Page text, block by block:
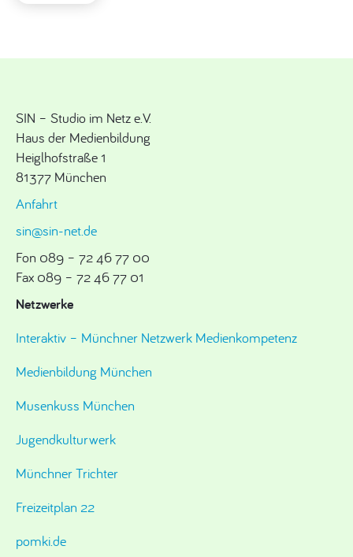
SIN – Studio im Netz e.V.
Haus der Medienbildung
Heiglhofstraße 1
81377 München
Anfahrt
sin@sin-net.de
Fon 089 – 72 46 77 00
Fax 089 – 72 46 77 01
Netzwerke
Interaktiv – Münchner Netzwerk Medienkompetenz
Medienbildung München
Musenkuss München
Jugendkulturwerk
Münchner Trichter
Freizeitplan 22
pomki.de